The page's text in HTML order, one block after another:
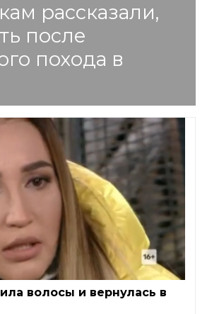
рассказали,
после
похода в
волосы и вернулась в